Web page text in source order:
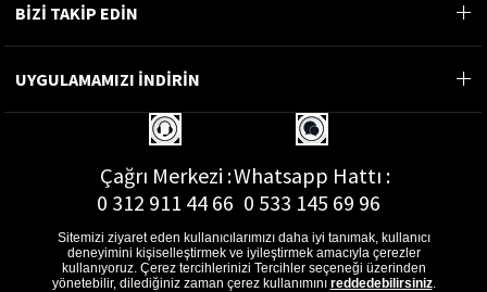
BİZİ TAKİP EDİN
UYGULAMAMIZI İNDİRİN
Çağrı Merkezi :
0 312 911 44 66
Whatsapp Hattı :
0 533 145 69 96
Sitemizi ziyaret eden kullanıcılarımızı daha iyi tanımak, kullanıcı
deneyimini kişiselleştirmek ve iyileştirmek amacıyla çerezler
kullanıyoruz. Çerez tercihlerinizi Tercihler seçeneği üzerinden
yönetebilir, dilediğiniz zaman çerez kullanımını reddedebilirsiniz.